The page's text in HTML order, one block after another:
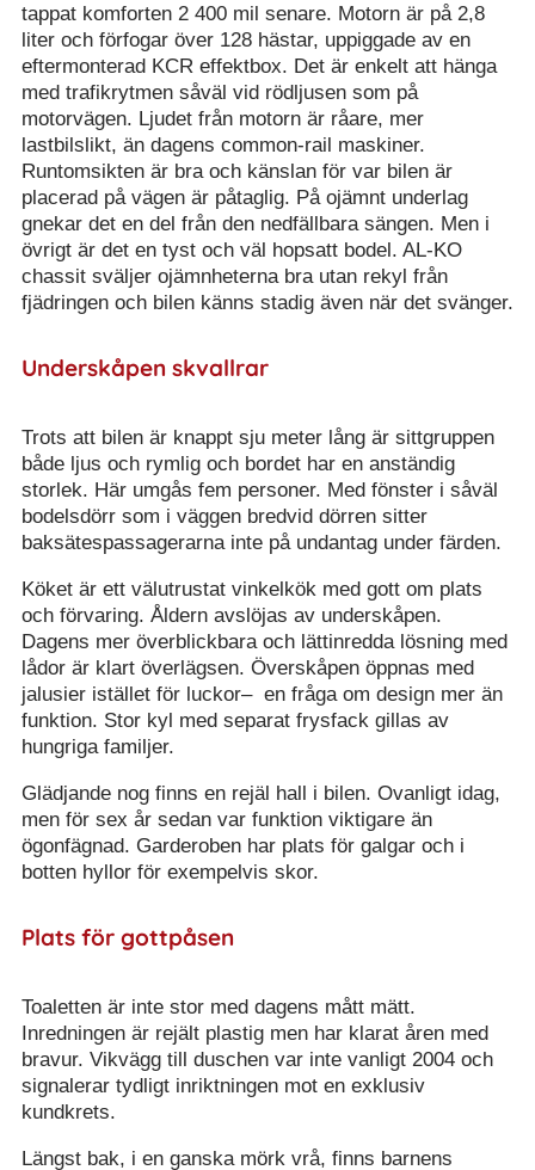
tappat komforten 2 400 mil senare. Motorn är på 2,8
liter och förfogar över 128 hästar, uppiggade av en
eftermonterad KCR effektbox. Det är enkelt att hänga
med trafikrytmen såväl vid rödljusen som på
motorvägen. Ljudet från motorn är råare, mer
lastbilslikt, än dagens common-rail maskiner.
Runtomsikten är bra och känslan för var bilen är
placerad på vägen är påtaglig. På ojämnt underlag
gnekar det en del från den nedfällbara sängen. Men i
övrigt är det en tyst och väl hopsatt bodel. AL-KO
chassit sväljer ojämnheterna bra utan rekyl från
fjädringen och bilen känns stadig även när det svänger.
Underskåpen skvallrar
Trots att bilen är knappt sju meter lång är sittgruppen
både ljus och rymlig och bordet har en anständig
storlek. Här umgås fem personer. Med fönster i såväl
bodelsdörr som i väggen bredvid dörren sitter
baksätespassagerarna inte på undantag under färden.
Köket är ett välutrustat vinkelkök med gott om plats
och förvaring. Åldern avslöjas av underskåpen.
Dagens mer överblickbara och lättinredda lösning med
lådor är klart överlägsen. Överskåpen öppnas med
jalusier istället för luckor– en fråga om design mer än
funktion. Stor kyl med separat frysfack gillas av
hungriga familjer.
Glädjande nog finns en rejäl hall i bilen. Ovanligt idag,
men för sex år sedan var funktion viktigare än
ögonfägnad. Garderoben har plats för galgar och i
botten hyllor för exempelvis skor.
Plats för gottpåsen
Toaletten är inte stor med dagens mått mätt.
Inredningen är rejält plastig men har klarat åren med
bravur. Vikvägg till duschen var inte vanligt 2004 och
signalerar tydligt inriktningen mot en exklusiv
kundkrets.
Längst bak, i en ganska mörk vrå, finns barnens